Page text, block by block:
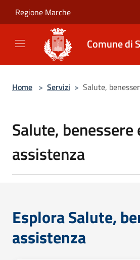
Regione Marche
Comune di
Home > Servizi > Salute,
Salute, benessere
assistenza
Esplora Salute,
assistenza